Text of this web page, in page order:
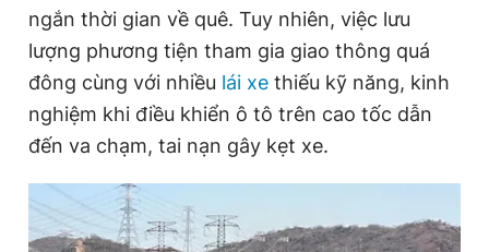
Đọc Thanh Niên trên điện thoại
Theo dõi báo trên
ngắn thời gian về quê. Tuy nhiên, việc lưu
lượng phương tiện tham gia giao thông quá
đông cùng với nhiều lái xe thiếu kỹ năng, kinh
nghiệm khi điều khiển ô tô trên cao tốc dẫn
đến va chạm, tai nạn gây kẹt xe.